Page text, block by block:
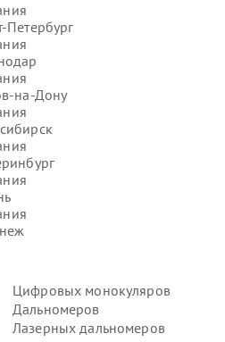
Цифровых монокуляров
Дальномеров
Лазерных дальномеров
Петербург
на-Дону